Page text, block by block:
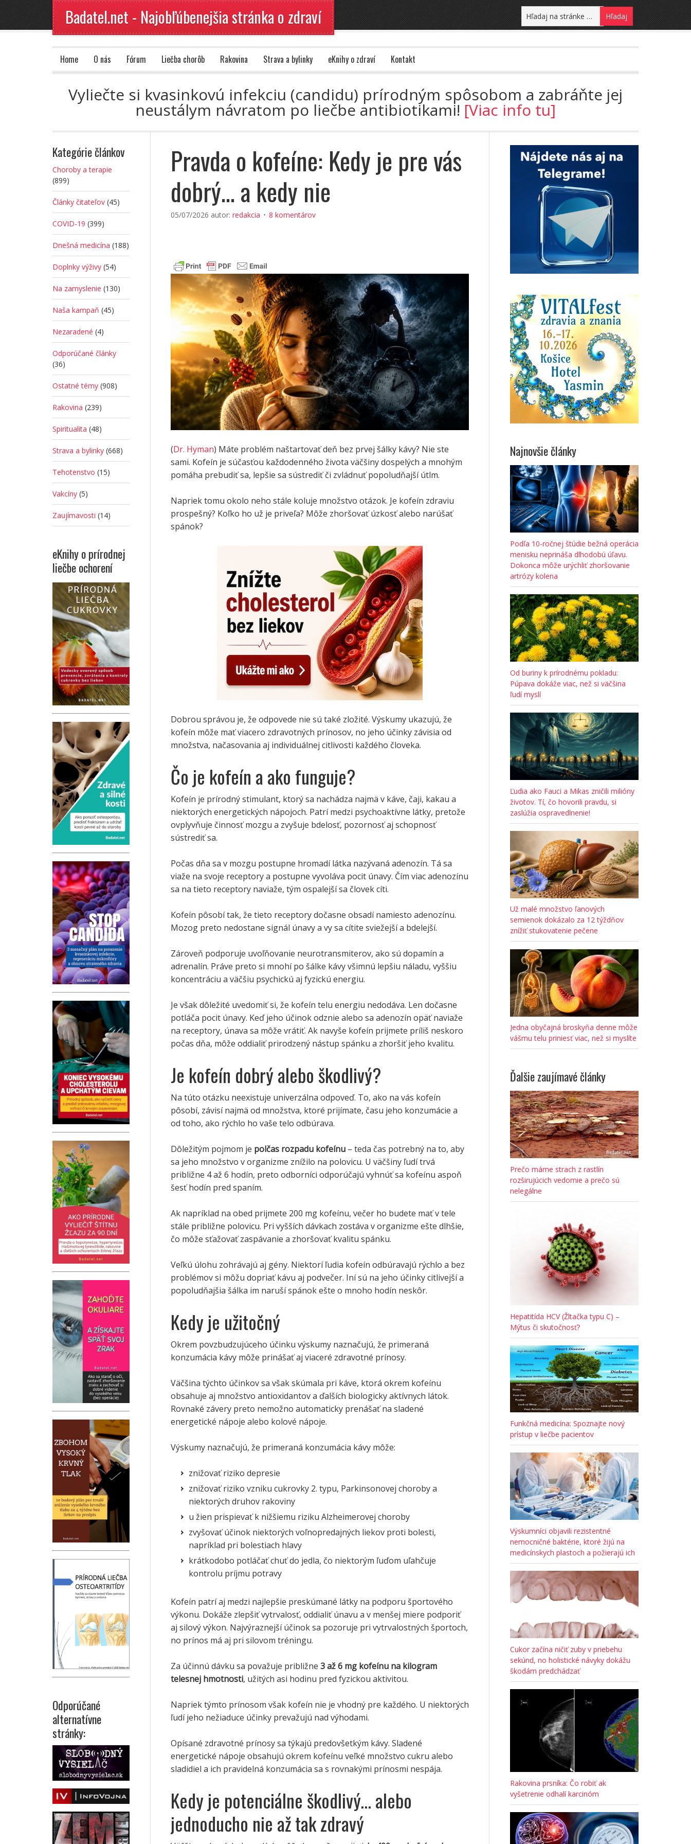
Badatel.net - Najobľúbenejšia stránka o zdraví
Home O nás Fórum Liečba chorôb Rakovina Strava a bylinky eKnihy o zdraví Kontakt
Vyliečte si kvasinkovú infekciu (candidu) prírodným spôsobom a zabráňte jej
neustálym návratom po liečbe antibiotikami! [Viac info tu]
Pravda o kofeíne: Kedy je pre vás
dobrý… a kedy nie
05/07/2026 autor: redakcia 8 komentárov
(Dr. Hyman) Máte problém naštartovať deň bez prvej šálky kávy? Nie ste
sami. Kofeín je súčasťou každodenného života väčšiny dospelých a mnohým
pomáha prebudiť sa, lepšie sa sústrediť či zvládnuť popoludňajší útlm.
Napriek tomu okolo neho stále koluje množstvo otázok. Je kofeín zdraviu
prospešný? Koľko ho už je priveľa? Môže zhoršovať úzkosť alebo narúšať
spánok?
Dobrou správou je, že odpovede nie sú také zložité. Výskumy ukazujú, že
kofeín môže mať viacero zdravotných prínosov, no jeho účinky závisia od
množstva, načasovania aj individuálnej citlivosti každého človeka.
Čo je kofeín a ako funguje?
Kofeín je prírodný stimulant, ktorý sa nachádza najmä v káve, čaji, kakau a
niektorých energetických nápojoch. Patrí medzi psychoaktívne látky, pretože
ovplyvňuje činnosť mozgu a zvyšuje bdelosť, pozornosť aj schopnosť
sústrediť sa.
Počas dňa sa v mozgu postupne hromadí látka nazývaná adenozín. Tá sa
viaže na svoje receptory a postupne vyvoláva pocit únavy. Čím viac adenozínu
sa na tieto receptory naviaže, tým ospalejší sa človek cíti.
Kofeín pôsobí tak, že tieto receptory dočasne obsadí namiesto adenozínu.
Mozog preto nedostane signál únavy a vy sa cítite sviežejší a bdelejší.
Zároveň podporuje uvoľňovanie neurotransmiterov, ako sú dopamín a
adrenalín. Práve preto si mnohí po šálke kávy všimnú lepšiu náladu, vyššiu
koncentráciu a väčšiu psychickú aj fyzickú energiu.
Je však dôležité uvedomiť si, že kofeín telu energiu nedodáva. Len dočasne
potláča pocit únavy. Keď jeho účinok odznie alebo sa adenozín opäť naviaže
na receptory, únava sa môže vrátiť. Ak navyše kofeín prijmete príliš neskoro
počas dňa, môže oddialiť prirodzený nástup spánku a zhoršiť jeho kvalitu.
Je kofeín dobrý alebo škodlivý?
Na túto otázku neexistuje univerzálna odpoveď. To, ako na vás kofeín
pôsobí, závisí najmä od množstva, ktoré prijímate, času jeho konzumácie a
od toho, ako rýchlo ho vaše telo odbúrava.
Dôležitým pojmom je polčas rozpadu kofeínu – teda čas potrebný na to, aby
sa jeho množstvo v organizme znížilo na polovicu. U väčšiny ľudí trvá
približne 4 až 6 hodín, preto odborníci odporúčajú vyhnúť sa kofeínu aspoň
šesť hodín pred spaním.
Ak napríklad na obed prijmete 200 mg kofeínu, večer ho budete mať v tele
stále približne polovicu. Pri vyšších dávkach zostáva v organizme ešte dlhšie,
čo môže sťažovať zaspávanie a zhoršovať kvalitu spánku.
Veľkú úlohu zohrávajú aj gény. Niektorí ľudia kofeín odbúravajú rýchlo a bez
problémov si môžu dopriať kávu aj podvečer. Iní sú na jeho účinky citlivejší a
popoludňajšia šálka im naruší spánok ešte o mnoho hodín neskôr.
Kedy je užitočný
Okrem povzbudzujúceho účinku výskumy naznačujú, že primeraná
konzumácia kávy môže prinášať aj viaceré zdravotné prínosy.
Väčšina týchto účinkov sa však skúmala pri káve, ktorá okrem kofeínu
obsahuje aj množstvo antioxidantov a ďalších biologicky aktívnych látok.
Rovnaké závery preto nemožno automaticky prenášať na sladené
energetické nápoje alebo kolové nápoje.
Výskumy naznačujú, že primeraná konzumácia kávy môže:
znižovať riziko depresie
znižovať riziko vzniku cukrovky 2. typu, Parkinsonovej choroby a
niektorých druhov rakoviny
u žien prispievať k nižšiemu riziku Alzheimerovej choroby
zvyšovať účinok niektorých voľnopredajných liekov proti bolesti,
napríklad pri bolestiach hlavy
krátkodobo potláčať chuť do jedla, čo niektorým ľuďom uľahčuje
kontrolu príjmu potravy
Kofeín patrí aj medzi najlepšie preskúmané látky na podporu športového
výkonu. Dokáže zlepšiť vytrvalosť, oddialiť únavu a v menšej miere podporiť
aj silový výkon. Najvýraznejší účinok sa pozoruje pri vytrvalostných športoch,
no prínos má aj pri silovom tréningu.
Za účinnú dávku sa považuje približne 3 až 6 mg kofeínu na kilogram
telesnej hmotnosti, užitých asi hodinu pred fyzickou aktivitou.
Napriek týmto prínosom však kofeín nie je vhodný pre každého. U niektorých
ľudí jeho nežiaduce účinky prevažujú nad výhodami.
Opísané zdravotné prínosy sa týkajú predovšetkým kávy. Sladené
energetické nápoje obsahujú okrem kofeínu veľké množstvo cukru alebo
sladidiel a ich pravidelná konzumácia sa s rovnakými prínosmi nespája.
Kedy je potenciálne škodlivý… alebo
jednoducho nie až tak zdravý
Najnovšie články
Podľa 10-ročnej štúdie bežná operácia
menisku neprináša dlhodobú úľavu.
Dokonca môže urýchliť zhoršovanie
artrózy kolena
Od buriny k prírodnému pokladu:
Púpava dokáže viac, než si väčšina
ľudí myslí
Ľudia ako Fauci a Mikas zničili milióny
životov. Tí, čo hovorili pravdu, si
zaslúžia ospravedlnenie!
Už malé množstvo ľanových
semienok dokázalo za 12 týždňov
znížiť stukovatenie pečene
Jedna obyčajná broskyňa denne môže
vášmu telu priniesť viac, než si myslíte
Ďalšie zaujímavé články
Prečo máme strach z rastlín
rozširujúcich vedomie a prečo sú
nelegálne
Hepatitída HCV (Žltačka typu C) –
Mýtus či skutočnosť?
Funkčná medicína: Spoznajte nový
prístup v liečbe pacientov
Výskumníci objavili rezistentné
nemocničné baktérie, ktoré žijú na
medicínskych plastoch a požierajú ich
Cukor začína ničiť zuby v priebehu
sekúnd, no holistické návyky dokážu
škodám predchádzať
Rakovina prsníka: Čo robiť ak
vyšetrenie odhalí karcinóm
Kategórie článkov
Choroby a terapie
(899)
Články čitateľov (45)
COVID-19 (399)
Dnešná medicína (188)
Doplnky výživy (54)
Na zamyslenie (130)
Naša kampaň (45)
Nezaradené (4)
Odporúčané články
(36)
Ostatné témy (908)
Rakovina (239)
Spiritualita (48)
Strava a bylinky (668)
Tehotenstvo (15)
Vakcíny (5)
Zaujímavosti (14)
eKnihy o prírodnej
liečbe ochorení
Odporúčané
alternatívne
stránky: